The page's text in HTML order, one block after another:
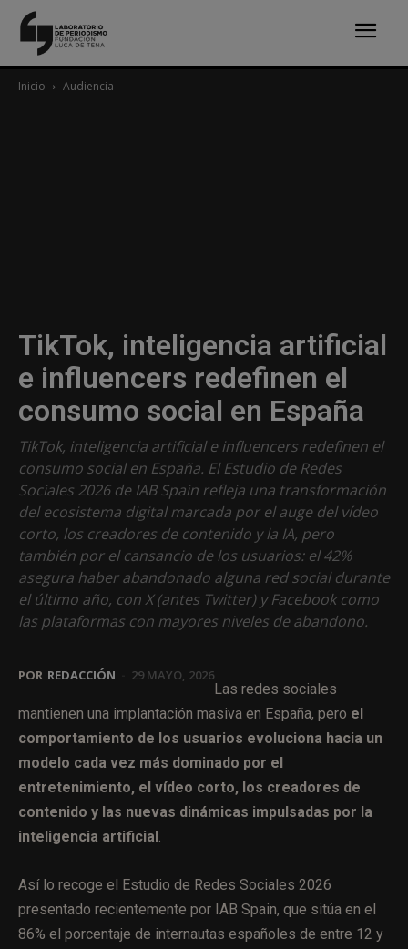
Inicio Audiencia
TikTok, inteligencia artificial
e influencers redefinen el
consumo social en España
TikTok, inteligencia artificial e influencers redefinen el
consumo social en España. El Estudio de Redes
Sociales 2026 de IAB Spain refleja una transformación
del ecosistema digital marcada por el auge del vídeo
corto, los creadores de contenido y la IA, pero
también por el cansancio de los usuarios: el 42%
asegura haber abandonado alguna red social durante
el último año, con X (antes Twitter) y Facebook como
las plataformas con mayores niveles de abandono.
POR REDACCIÓN 29 MAYO, 2026
Las redes sociales
mantienen una implantación masiva en España, pero el
comportamiento de los usuarios evoluciona hacia un
modelo cada vez más dominado por el
entretenimiento, el vídeo corto, los creadores de
contenido y las nuevas dinámicas impulsadas por la
inteligencia artificial .
Así lo recoge el Estudio de Redes Sociales 2026
presentado recientemente por IAB Spain, que sitúa en el
86% el porcentaje de internautas españoles de entre 12 y